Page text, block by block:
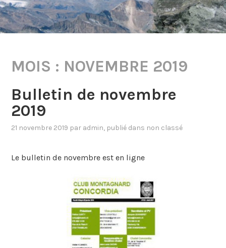
MOIS : NOVEMBRE 2019
Bulletin de novembre
2019
21 novembre 2019 par admin, publié dans non classé
Le bulletin de novembre est en ligne